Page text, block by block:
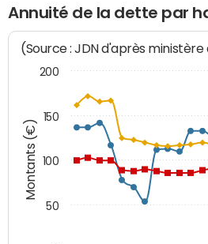
Annuité de la dette par
Montants (€)
(Source : JDN d'après
50
100
150
200